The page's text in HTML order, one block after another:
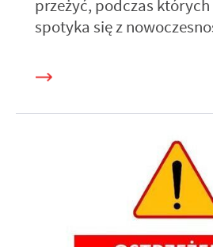
przeżyć, podczas
spotyka się z